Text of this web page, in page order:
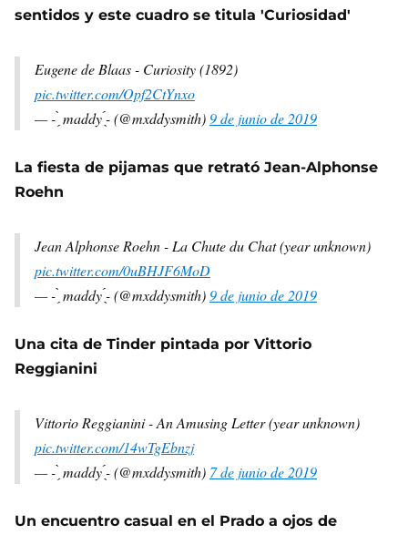
sentidos y este cuadro se titula 'Curiosidad'
Eugene de Blaas - Curiosity (1892)
pic.twitter.com/Opf2CtYnxo
— - ̗̀ maddy ̖́- (@mxddysmith) 9 de junio de 2019
La fiesta de pijamas que retrató Jean-Alphonse
Roehn
Jean Alphonse Roehn - La Chute du Chat (year unknown)
pic.twitter.com/0uBHJF6MoD
— - ̗̀ maddy ̖́- (@mxddysmith) 9 de junio de 2019
Una cita de Tinder pintada por Vittorio
Reggianini
Vittorio Reggianini - An Amusing Letter (year unknown)
pic.twitter.com/14wTgEbnzj
— - ̗̀ maddy ̖́- (@mxddysmith) 7 de junio de 2019
Un encuentro casual en el Prado a ojos de